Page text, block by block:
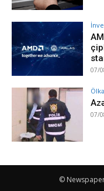
07/
07/
©